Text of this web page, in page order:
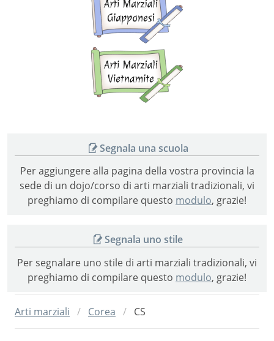
marziali
marziali
Segnala una scuola
Per aggiungere alla pagina della vostra provincia la
sede di un dojo/corso di arti marziali tradizionali, vi
preghiamo di compilare questo modulo, grazie!
Segnala uno stile
Per segnalare uno stile di arti marziali tradizionali, vi
preghiamo di compilare questo modulo, grazie!
Arti marziali Corea CS